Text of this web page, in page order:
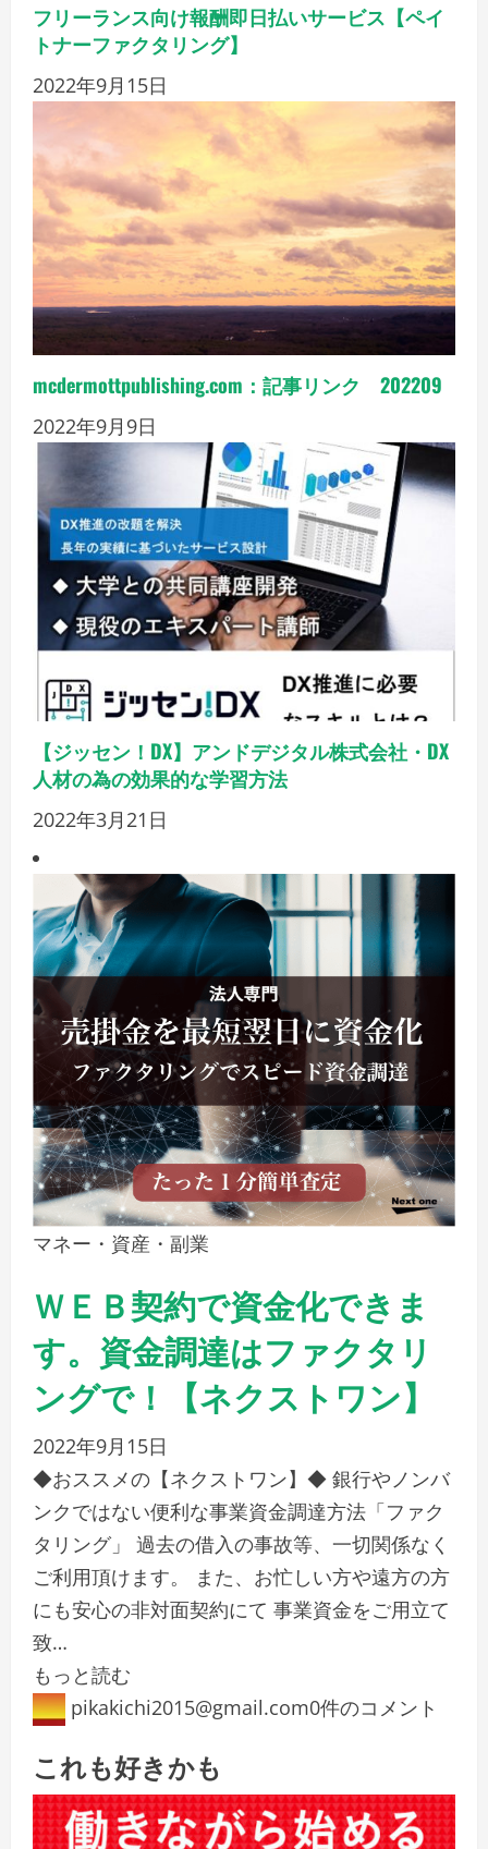
フリーランス向け報酬即日払いサービス【ペイ
トナーファクタリング】
2022年9月15日
mcdermottpublishing.com：記事リンク 202209
2022年9月9日
【ジッセン！DX】アンドデジタル株式会社・DX
人材の為の効果的な学習方法
2022年3月21日
マネー・資産・副業
ＷＥＢ契約で資金化できま
す。資金調達はファクタリ
ングで！【ネクストワン】
2022年9月15日
◆おススメの【ネクストワン】◆ 銀行やノンバ
ンクではない便利な事業資金調達方法「ファク
タリング」 過去の借入の事故等、一切関係なく
ご利用頂けます。 また、お忙しい方や遠方の方
にも安心の非対面契約にて 事業資金をご用立て
致…
もっと読む
pikakichi2015@gmail.com0件のコメント
これも好きかも